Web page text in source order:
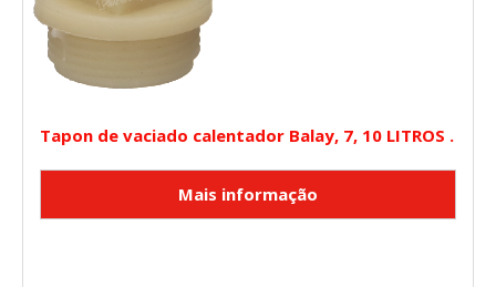
Tapon de vaciado calentador Balay, 7, 10 LITROS .